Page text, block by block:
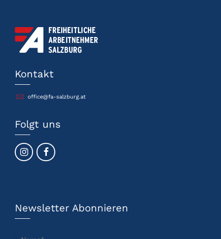
Kontakt
office@fa-salzburg.at
Folgt uns
Newsletter Abonnieren